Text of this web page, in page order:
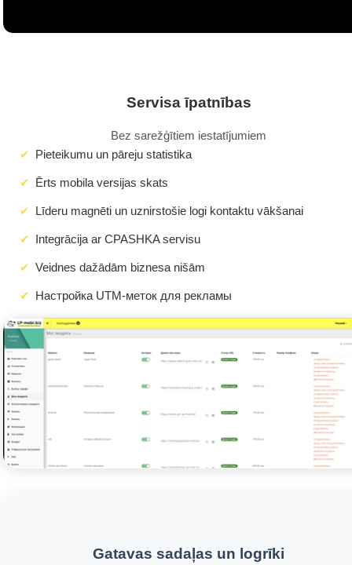
Servisa īpatnības
Bez sarežģītiem iestatījumiem
Pieteikumu un pāreju statistika
Ērts mobila versijas skats
Līderu magnēti un uznirstošie logi kontaktu vākšanai
Integrācija ar CPASHKA servisu
Veidnes dažādām biznesa nišām
Настройка UTM-меток для рекламы
Gatavas sadaļas un logrīki